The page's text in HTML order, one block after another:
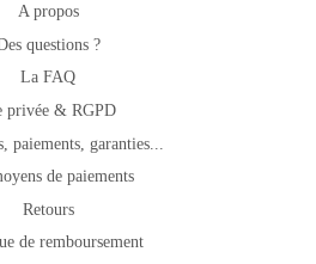
A propos
questions ?
La FAQ
privée & RGPD
paiements, garanties...
de paiements
Retours
de remboursement